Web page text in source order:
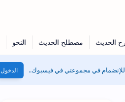
للإنضمام في مجموعتي في فيسبوك.. الدخول